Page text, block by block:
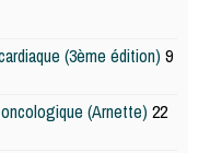
(3ème édition) 9
(Arnette) 22